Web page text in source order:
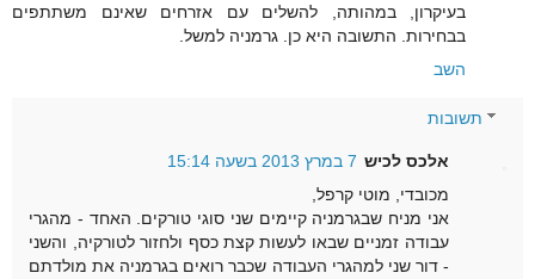
בעיקרון, במהותה, להשלים עם אזרחים שאינם משתתפים
בבחירות. התשובה היא כן. גרמניה למשל.
השב
תשובות
אלכס לכיש 7 במרץ 2013 בשעה 15:14
מכובדי, מוטי קרפל,
אני מניח שבגרמניה קיימים שני סוגי טורקים. האחד - מהגרי
עבודה זמניים שבאו לעשות קצת כסף ולחזור לטורקיה, והשני
- דור שני למהגרי העבודה שכבר רואים בגרמניה את מולדתם